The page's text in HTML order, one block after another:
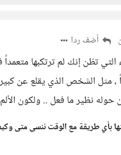
أضف ردا
التي تظن إنك لم ترتكبها
، مثل الشخص الذي يقلع عن
حوله نظير ما فعل .. ولكون
بأي طريقة مع الوقت ننسى متى